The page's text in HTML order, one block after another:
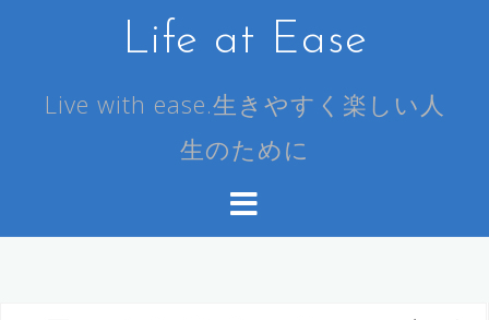
ッ
Life at Ease
Live with ease.生きやすく楽しい人
生のために